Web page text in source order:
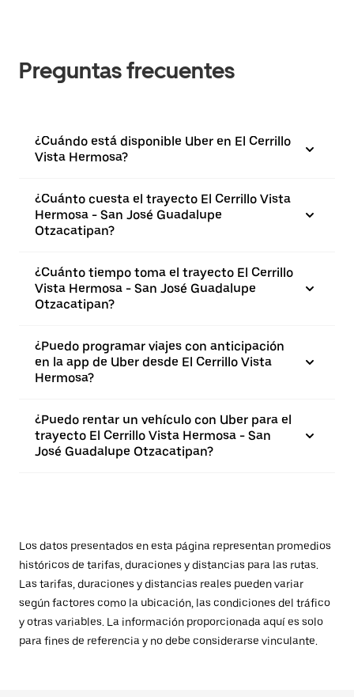
Preguntas frecuentes
¿Cuándo está disponible Uber en El Cerrillo
Vista Hermosa?
¿Cuánto cuesta el trayecto El Cerrillo Vista
Hermosa - San José Guadalupe
Otzacatipan?
¿Cuánto tiempo toma el trayecto El Cerrillo
Vista Hermosa - San José Guadalupe
Otzacatipan?
¿Puedo programar viajes con anticipación
en la app de Uber desde El Cerrillo Vista
Hermosa?
¿Puedo rentar un vehículo con Uber para el
trayecto El Cerrillo Vista Hermosa - San
José Guadalupe Otzacatipan?
Los datos presentados en esta página representan promedios
históricos de tarifas, duraciones y distancias para las rutas.
Las tarifas, duraciones y distancias reales pueden variar
según factores como la ubicación, las condiciones del tráfico
y otras variables. La información proporcionada aquí es solo
para fines de referencia y no debe considerarse vinculante.